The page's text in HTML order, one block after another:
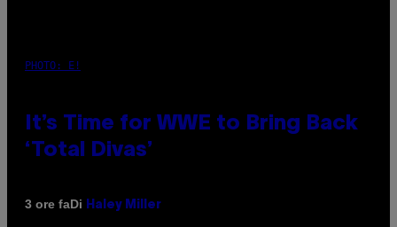
PHOTO: E!
It’s Time for WWE to Bring Back
‘Total Divas’
3 ore faDi Haley Miller